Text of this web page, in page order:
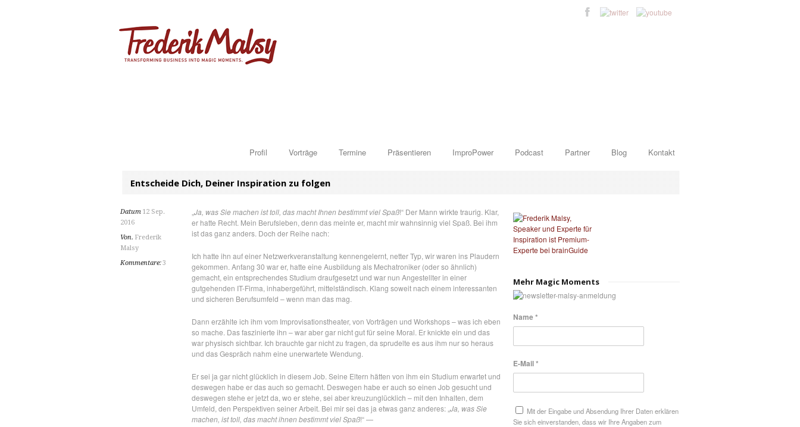
Profil Vorträge Termine Präsentieren ImproPower Podcast Partner Blog Kontakt
Entscheide Dich, Deiner Inspiration zu folgen
Datum 12 Sep.
2016
Von. Frederik
Malsy
Kommentare:3
Ja, was Sie machen ist toll, das macht Ihnen bestimmt viel Spaß!“ Der Mann wirkte traurig. Klar,
er hatte Recht. Mein Berufsleben, denn das meinte er, macht mir wahnsinnig viel Spaß. Bei ihm
ist das ganz anders. Doch der Reihe nach:
Ich hatte ihn auf einer Netzwerkveranstaltung kennengelernt, netter Typ, wir waren ins Plaudern
gekommen. Anfang 30 war er, hatte eine Ausbildung als Mechatroniker (oder so ähnlich)
gemacht, ein entsprechendes Studium draufgesetzt und war nun Angestellter in einer
gutgehenden IT-Firma, inhabergeführt, mittelständisch. Klang soweit nach einem interessanten
und sicheren Berufsumfeld – wenn man das mag.
Dann erzählte ich ihm vom Improvisationstheater, von Vorträgen und Workshops – was ich eben
so mache. Das faszinierte ihn – war aber gar nicht gut für seine Moral. Er knickte ein und das
war physisch sichtbar. Ich brauchte gar nicht zu fragen, da sprudelte es aus ihm nur so heraus
und das Gespräch nahm eine unerwartete Wendung.
Er sei ja gar nicht glücklich in diesem Job. Seine Eltern hätten von ihm ein Studium erwartet und
deswegen habe er das auch so gemacht. Deswegen habe er auch so einen Job gesucht und
deswegen stehe er jetzt da, wo er stehe, sei aber kreuzunglücklich – mit den Inhalten, dem
Umfeld, den Perspektiven seiner Arbeit. Bei mir sei das ja etwas ganz anderes: „ Ja, was Sie
machen, ist toll, das macht ihnen bestimmt viel Spaß!“ —
Mehr Magic Moments
Name *
E-Mail *
Mit der Eingabe und Absendung Ihrer Daten erklären
Sie sich einverstanden, dass wir Ihre Angaben zum